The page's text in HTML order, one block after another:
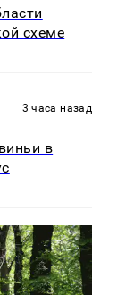
схеме
3 часа назад
в